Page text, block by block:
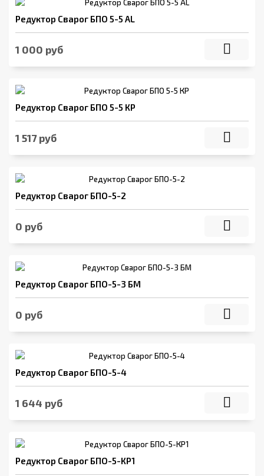
Редуктор Сварог БПО 5-5 AL
1 000 руб
Редуктор Сварог БПО 5-5 КР
1 517 руб
Редуктор Сварог БПО-5-2
0 руб
Редуктор Сварог БПО-5-3 БМ
0 руб
Редуктор Сварог БПО-5-4
1 644 руб
Редуктор Сварог БПО-5-КР1